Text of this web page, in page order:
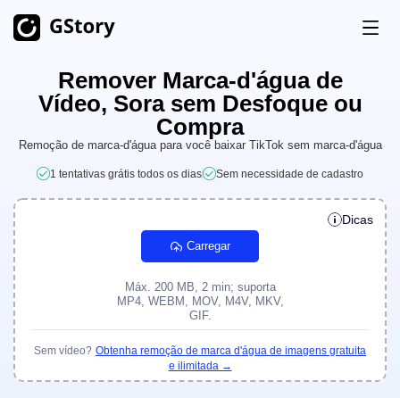
Produto
Geração com IA
Gerador de Imagens IA Ilimitado
Gerador de vídeo de IA
Kits de Ferramentas de Vídeo
Tradutor de Vídeo
Criador de Clipes IA
Remover Fundo de Vídeo
Preços
Créditos Grátis
Histórico
Remover Marca-d'água de
Vídeo, Sora sem Desfoque ou
Compra
Remoção de marca-d'água para você baixar TikTok sem marca-d'água
1 tentativas grátis todos os dias Sem necessidade de cadastro
Carregar
Máx. 200 MB, 2 min; suporta
MP4, WEBM, MOV, M4V, MKV,
GIF.
Dicas
Sem vídeo? Obtenha remoção de marca d'água de imagens gratuita
e ilimitada →